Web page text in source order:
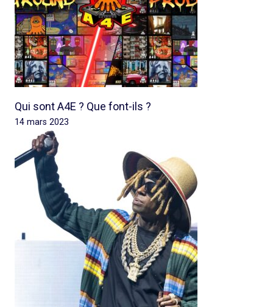
Qui sont A4E ? Que font-ils ?
14 mars 2023